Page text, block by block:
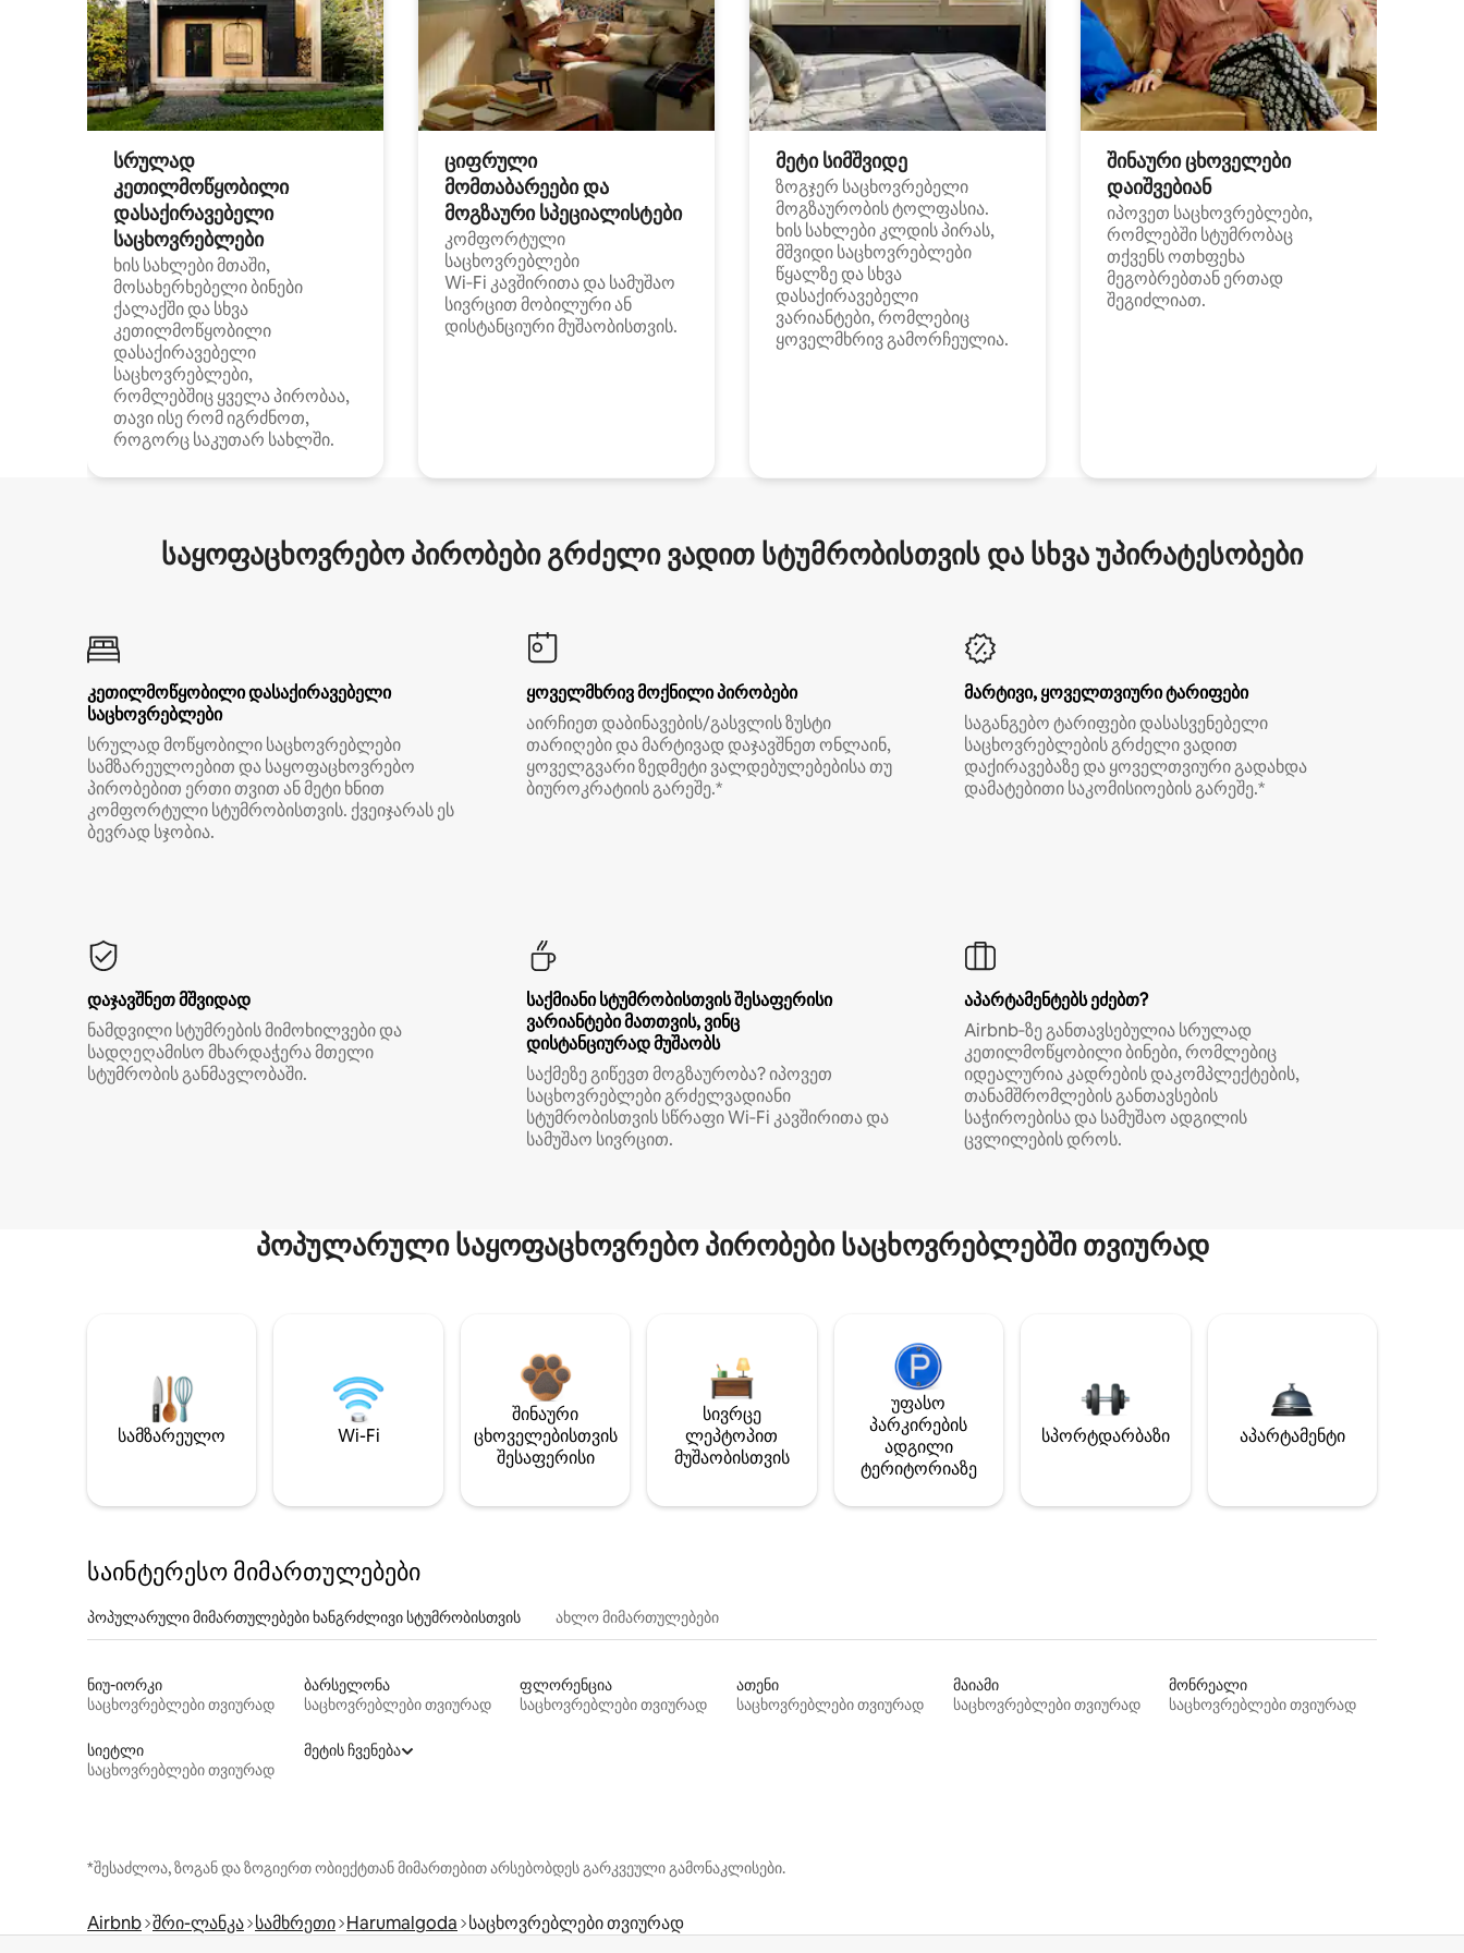
სრულად
კეთილმოწყობილი
დასაქირავებელი
საცხოვრებლები
ხის სახლები მთაში,
მოსახერხებელი ბინები
ქალაქში და სხვა
კეთილმოწყობილი
დასაქირავებელი
საცხოვრებლები,
რომლებშიც ყველა პირობაა,
თავი ისე რომ იგრძნოთ,
როგორც საკუთარ სახლში.
ციფრული
მომთაბარეები და
მოგზაური სპეციალისტები
კომფორტული
საცხოვრებლები
Wi‑Fi კავშირითა და სამუშაო
სივრცით მობილური ან
დისტანციური მუშაობისთვის.
მეტი სიმშვიდე
ზოგჯერ საცხოვრებელი
მოგზაურობის ტოლფასია.
ხის სახლები კლდის პირას,
მშვიდი საცხოვრებლები
წყალზე და სხვა
დასაქირავებელი
ვარიანტები, რომლებიც
ყოველმხრივ გამორჩეულია.
შინაური ცხოველები
დაიშვებიან
იპოვეთ საცხოვრებლები,
რომლებში სტუმრობაც
თქვენს ოთხფეხა
მეგობრებთან ერთად
შეგიძლიათ.
საყოფაცხოვრებო პირობები გრძელი ვადით სტუმრობისთვის და სხვა უპირატესობები
კეთილმოწყობილი დასაქირავებელი
საცხოვრებლები
სრულად მოწყობილი საცხოვრებლები
სამზარეულოებით და საყოფაცხოვრებო
პირობებით ერთი თვით ან მეტი ხნით
კომფორტული სტუმრობისთვის. ქვეიჯარას ეს
ბევრად სჯობია.
ყოველმხრივ მოქნილი პირობები
აირჩიეთ დაბინავების/გასვლის ზუსტი
თარიღები და მარტივად დაჯავშნეთ ონლაინ,
ყოველგვარი ზედმეტი ვალდებულებებისა თუ
ბიუროკრატიის გარეშე.*
მარტივი, ყოველთვიური ტარიფები
საგანგებო ტარიფები დასასვენებელი
საცხოვრებლების გრძელი ვადით
დაქირავებაზე და ყოველთვიური გადახდა
დამატებითი საკომისიოების გარეშე.*
დაჯავშნეთ მშვიდად
ნამდვილი სტუმრების მიმოხილვები და
სადღეღამისო მხარდაჭერა მთელი
სტუმრობის განმავლობაში.
საქმიანი სტუმრობისთვის შესაფერისი
ვარიანტები მათთვის, ვინც
დისტანციურად მუშაობს
საქმეზე გიწევთ მოგზაურობა? იპოვეთ
საცხოვრებლები გრძელვადიანი
სტუმრობისთვის სწრაფი Wi‑Fi კავშირითა და
სამუშაო სივრცით.
აპარტამენტებს ეძებთ?
Airbnb‑ზე განთავსებულია სრულად
კეთილმოწყობილი ბინები, რომლებიც
იდეალურია კადრების დაკომპლექტების,
თანამშრომლების განთავსების
საჭიროებისა და სამუშაო ადგილის
ცვლილების დროს.
პოპულარული საყოფაცხოვრებო პირობები საცხოვრებლებში თვიურად
სამზარეულო Wi-Fi
შინაური
ცხოველებისთვის
შესაფერისი
სივრცე
ლეპტოპით
მუშაობისთვის
უფასო
პარკირების
ადგილი
ტერიტორიაზე
სპორტდარბაზი აპარტამენტი
საინტერესო მიმართულებები
პოპულარული მიმართულებები ხანგრძლივი სტუმრობისთვის ახლო მიმართულებები
ნიუ-იორკი
საცხოვრებლები თვიურად
ბარსელონა
საცხოვრებლები თვიურად
ფლორენცია
საცხოვრებლები თვიურად
ათენი
საცხოვრებლები თვიურად
მაიამი
საცხოვრებლები თვიურად
მონრეალი
საცხოვრებლები თვიურად
სიეტლი
საცხოვრებლები თვიურად
მეტის ჩვენება
*შესაძლოა, ზოგან და ზოგიერთ ობიექტთან მიმართებით არსებობდეს გარკვეული გამონაკლისები.
Airbnb შრი-ლანკა სამხრეთი Harumalgoda საცხოვრებლები თვიურად